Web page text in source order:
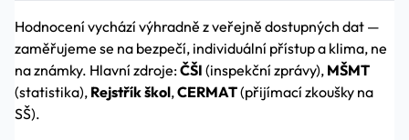
Hodnocení vychází výhradně z veřejně dostupných dat —
zaměřujeme se na bezpečí, individuální přístup a klima, ne
na známky. Hlavní zdroje:ČŠI (inspekční zprávy), MŠMT
(statistika), Rejstřík škol,CERMAT(přijímací zkoušky na
SŠ).